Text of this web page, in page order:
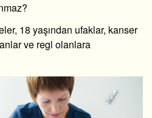
18 yaşından ufaklar, kanser
ve regl olanlara